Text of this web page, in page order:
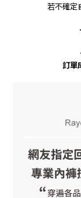
若不確定
．
訂單